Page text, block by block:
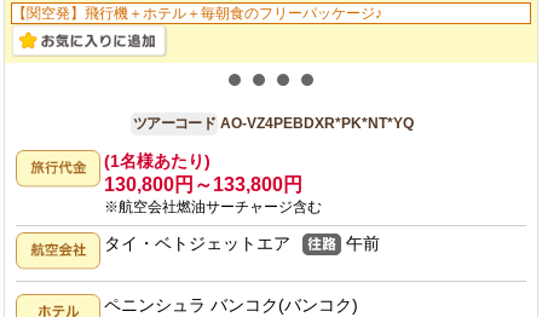
【関空発】飛行機＋ホテル＋毎朝食のフリーパッケージ♪
ツアーコード AO-VZ4PEBDXR*PK*NT*YQ
(1名様あたり)
130,800円～133,800円
※航空会社燃油サーチャージ含む
タイ・ベトジェットエア 午前
ペニンシュラ バンコク(バンコク)